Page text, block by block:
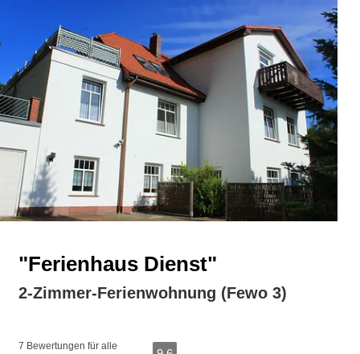
"Ferienhaus Dienst"
2-Zimmer-Ferienwohnung (Fewo 3)
7 Bewertungen für alle